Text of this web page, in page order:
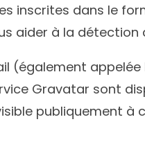
inscrites dans le
aider à la détection
(également
Gravatar sont
publiquement à